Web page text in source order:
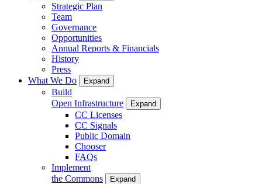
Strategic Plan
Team
Governance
Opportunities
Annual Reports & Financials
History
Press
What We Do
Expand
Build
Open Infrastructure
Expand
CC Licenses
CC Signals
Public Domain
Chooser
FAQs
Implement
the Commons
Expand